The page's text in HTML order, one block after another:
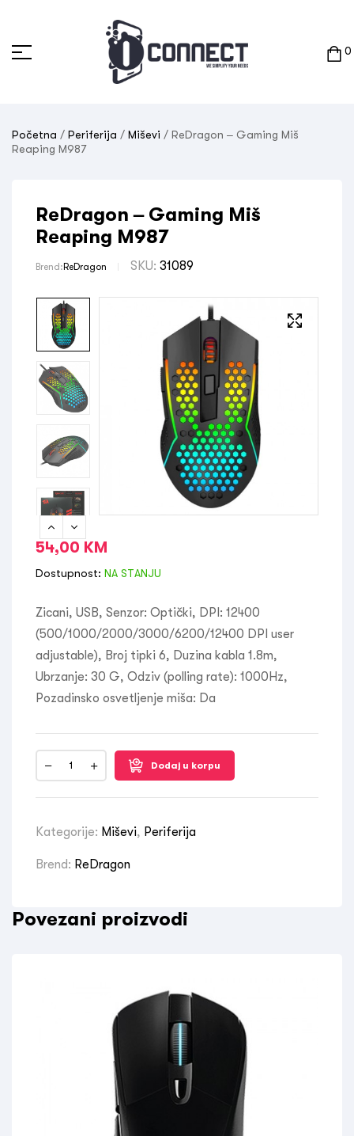
0
Početna / Periferija / Miševi / ReDragon – Gaming Miš
Reaping M987
ReDragon – Gaming Miš
Reaping M987
Brend: ReDragon SKU: 31089
54,00 KM
Dostupnost: NA STANJU
Zicani, USB, Senzor: Optički, DPI: 12400
(500/1000/2000/3000/6200/12400 DPI user
adjustable), Broj tipki 6, Duzina kabla 1.8m,
Ubrzanje: 30 G, Odziv (polling rate): 1000Hz,
Pozadinsko osvetljenje miša: Da
Dodaj u korpu
Kategorije: Miševi, Periferija
Brend: ReDragon
Povezani proizvodi